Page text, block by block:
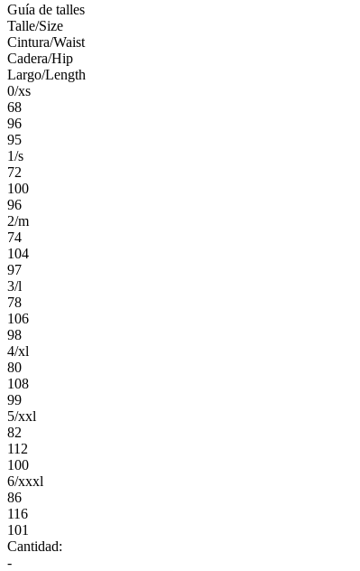
Guía de talles
Talle/Size
Cintura/Waist
Cadera/Hip
Largo/Length
0/xs
68
96
95
1/s
72
100
96
2/m
74
104
97
3/l
78
106
98
4/xl
80
108
99
5/xxl
82
112
100
6/xxxl
86
116
101
Cantidad:
-